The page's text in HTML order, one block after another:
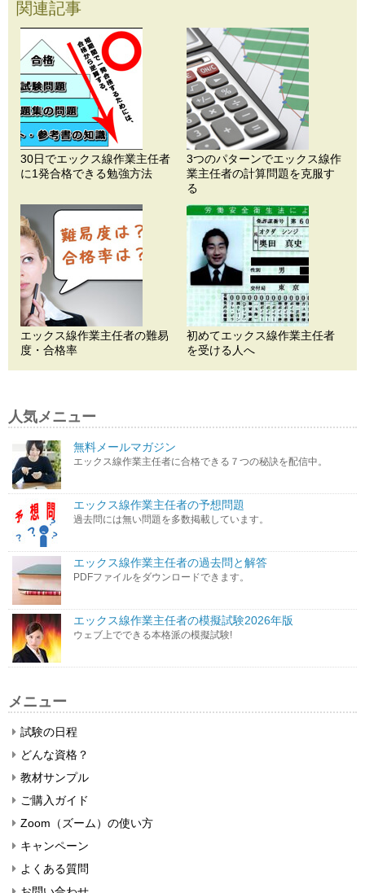
関連記事
30日でエックス線作業主任者
に1発合格できる勉強方法
3つのパターンでエックス線作
業主任者の計算問題を克服す
る
エックス線作業主任者の難易
度・合格率
初めてエックス線作業主任者
を受ける人へ
人気メニュー
無料メールマガジン
エックス線作業主任者に合格できる７つの秘訣を配信中。
エックス線作業主任者の予想問題
過去問には無い問題を多数掲載しています。
エックス線作業主任者の過去問と解答
PDFファイルをダウンロードできます。
エックス線作業主任者の模擬試験2026年版
ウェブ上でできる本格派の模擬試験!
メニュー
試験の日程
どんな資格？
教材サンプル
ご購入ガイド
Zoom（ズーム）の使い方
キャンペーン
よくある質問